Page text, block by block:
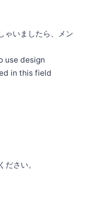
ゃいましたら、メン
use design
in this field
さい。